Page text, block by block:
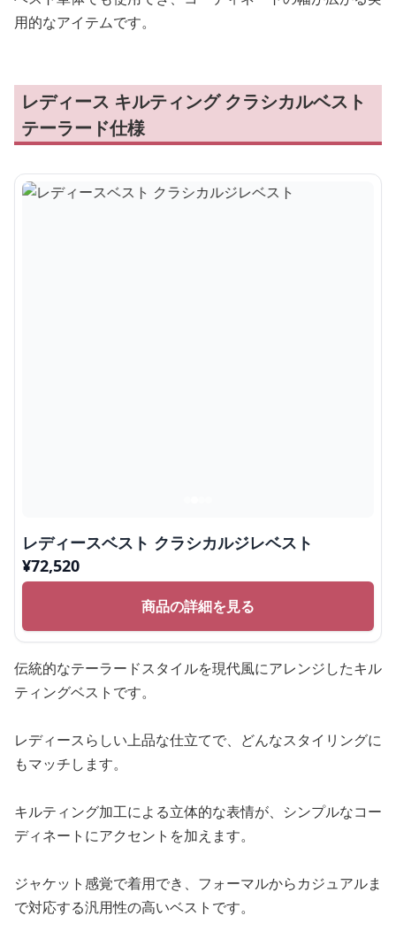
用的なアイテムです。
レディース キルティング クラシカルベスト
テーラード仕様
レディースベスト クラシカルジレベスト
¥72,520
商品の詳細を見る
伝統的なテーラードスタイルを現代風にアレンジしたキル
ティングベストです。
レディースらしい上品な仕立てで、どんなスタイリングに
もマッチします。
キルティング加工による立体的な表情が、シンプルなコー
ディネートにアクセントを加えます。
ジャケット感覚で着用でき、フォーマルからカジュアルま
で対応する汎用性の高いベストです。